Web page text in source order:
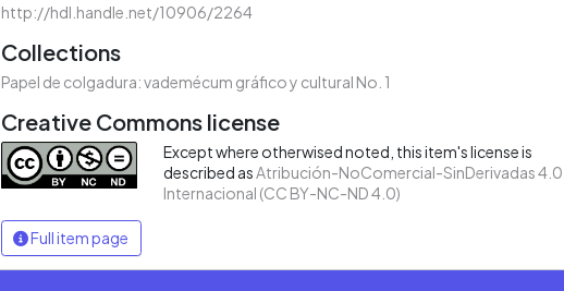
http://hdl.handle.net/10906/2264
Collections
Papel de colgadura: vademécum gráfico y cultural No. 1
Creative Commons license
Except where otherwised noted, this item's license is
described as Atribución-NoComercial-SinDerivadas 4.0
Internacional (CC BY-NC-ND 4.0)
Full item page